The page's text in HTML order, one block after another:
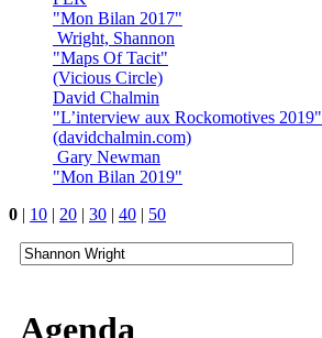
"Mon Bilan 2017"
Wright, Shannon
"Maps Of Tacit"
(Vicious Circle)
David Chalmin
"L’interview aux Rockomotives 2019"
(davidchalmin.com)
Gary Newman
"Mon Bilan 2019"
0 | 10 | 20 | 30 | 40 | 50
Agenda